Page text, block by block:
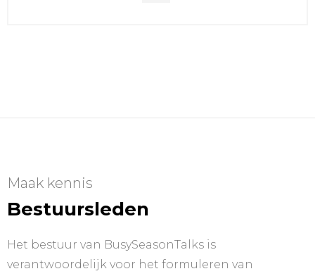
Maak kennis
Bestuursleden
Het bestuur van BusySeasonTalks is
verantwoordelijk voor het formuleren van